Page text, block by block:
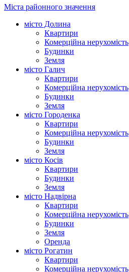
Міста районного значення
місто Долина
Квартири
Комерційна нерухомість
Будинки
Земля
місто Галич
Квартири
Комерційна нерухомість
Будинки
Земля
місто Городенка
Квартири
Комерційна нерухомість
Будинки
Земля
місто Косів
Квартири
Будинки
Земля
місто Надвірна
Квартири
Комерційна нерухомість
Будинки
Земля
Оренда
місто Рогатин
Квартири
Комерційна нерухомість